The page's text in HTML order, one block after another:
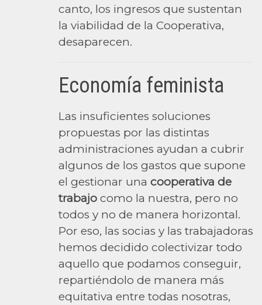
canto, los ingresos que sustentan
la viabilidad de la Cooperativa,
desaparecen.
Economía feminista
Las insuficientes soluciones
propuestas por las distintas
administraciones ayudan a cubrir
algunos de los gastos que supone
el gestionar una cooperativa de
trabajo como la nuestra, pero no
todos y no de manera horizontal.
Por eso, las socias y las trabajadoras
hemos decidido colectivizar todo
aquello que podamos conseguir,
repartiéndolo de manera más
equitativa entre todas nosotras,